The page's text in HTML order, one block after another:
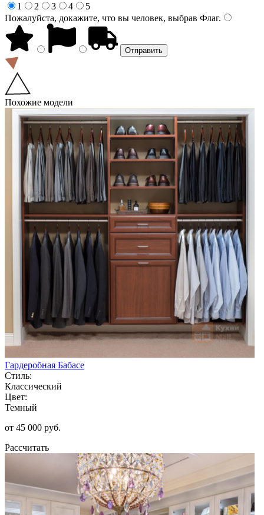
1
2 3 4
5
Пожалуйста, докажите, что вы человек, выбрав Флаг.
Похожие модели
Гардеробная Бабасе
Стиль:
Классический
Цвет:
Темный
от 45 000 руб.
Рассчитать